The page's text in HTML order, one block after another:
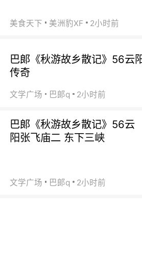
美食天下 美洲豹XF 2小时前
巴郞《秋游故乡散记》56云
传奇
文学广场 巴郞q 2小时前
巴郞《秋游故乡散记》56云
阳张飞庙二 东下三峡
文学广场 巴郞q 2小时前